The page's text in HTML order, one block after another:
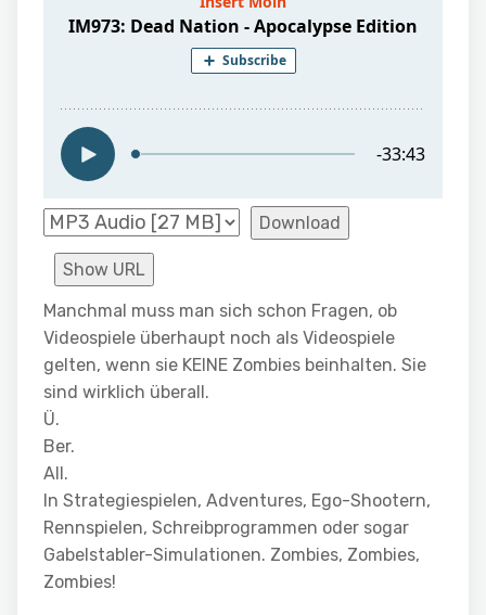
Download
Show URL
Manchmal muss man sich schon Fragen, ob
Videospiele überhaupt noch als Videospiele
gelten, wenn sie KEINE Zombies beinhalten. Sie
sind wirklich überall.
Ü.
Ber.
All.
In Strategiespielen, Adventures, Ego-Shootern,
Rennspielen, Schreibprogrammen oder sogar
Gabelstabler-Simulationen. Zombies, Zombies,
Zombies!